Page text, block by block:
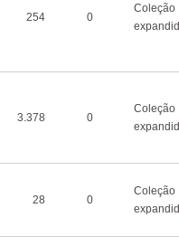
254 0
Coleção
3.378 0
Coleção
28 0
Coleção